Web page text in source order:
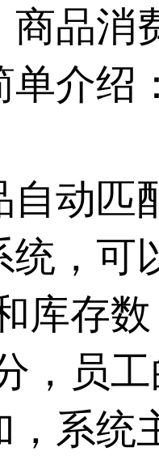
品消
介绍：
自动匹
统，可
库存数
，员工
系统